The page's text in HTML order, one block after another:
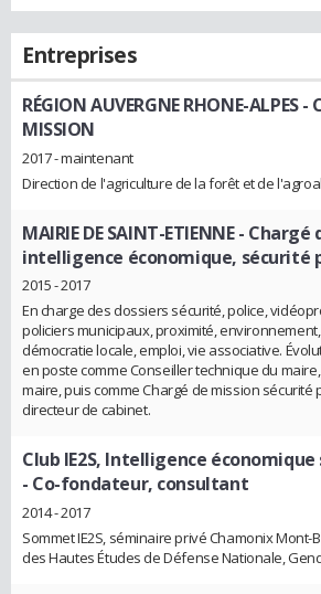
Entreprises
RÉGION AUVERGNE RHONE-ALPES-
MISSION
2017 - maintenant
Direction de l'agriculture de la forêt et de
MAIRIE DE SAINT-ETIENNE- Chargé
intelligence économique, sécurité
2015 - 2017
En charge des dossiers sécurité, police,
policiers municipaux, proximité,
démocratie locale, emploi, vie associative.
en poste comme Conseiller technique du
maire, puis comme Chargé de mission sécurité
directeur de cabinet.
Club IE2S, Intelligence
- Co-fondateur, consultant
2014 - 2017
Sommet IE2S, séminaire privé Chamonix
des Hautes Études de Défense Nationale,